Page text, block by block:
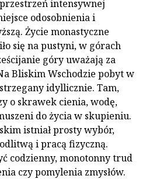
intensywnej
odosobnienia i
Życie monastyczne
się na pustyni, w górach
góry uważają za
Bliskim Wschodzie pobyt w
idyllicznie. Tam,
o skrawek cienia, wodę,
do życia w skupieniu.
istniał prosty wybór,
i pracą fizyczną.
codzienny, monotonny trud
czy pomylenia zmysłów.